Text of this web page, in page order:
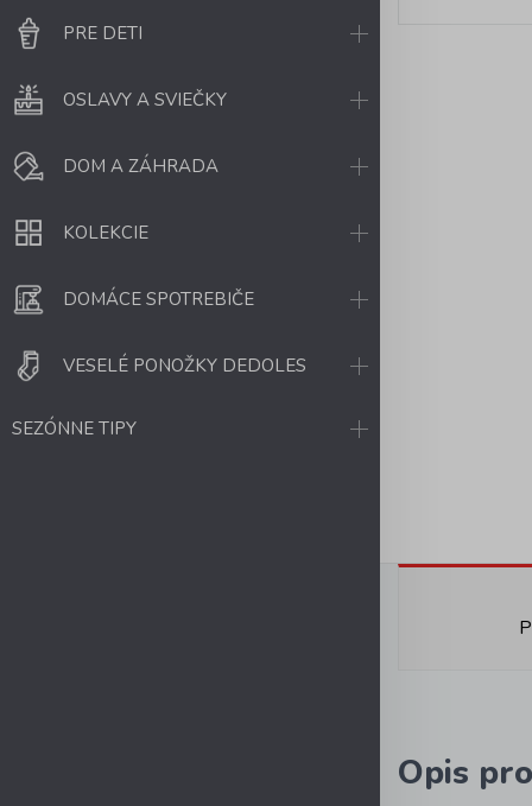
PRE DETI
OSLAVY A SVIEČKY
DOM A ZÁHRADA
KOLEKCIE
DOMÁCE SPOTREBIČE
VESELÉ PONOŽKY DEDOLES
SEZÓNNE TIPY
Opis